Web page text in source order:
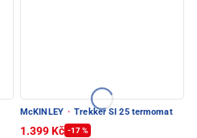
McKINLEY · Trekker SI 25 termomat
1.399 Kč -17 %